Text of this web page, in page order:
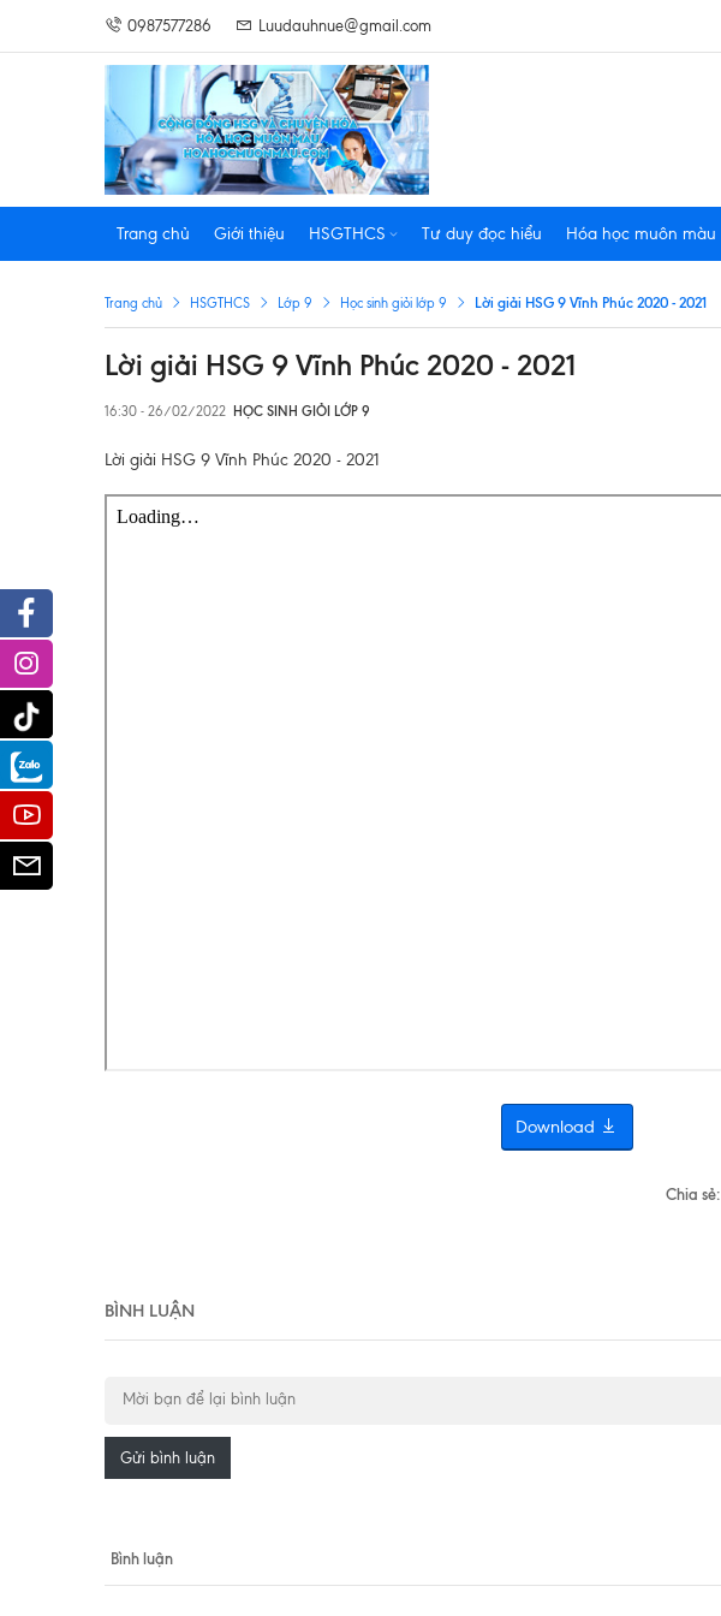
0987577286 Luudauhnue@gmail.com
Trang chủ Giới thiệu HSGTHCS Tư duy đọc hiểu Hóa học muôn màu
Trang chủ HSGTHCS Lớp 9 Học sinh giỏi lớp 9 Lời giải HSG 9 Vĩnh Phúc 2020 - 2021
Lời giải HSG 9 Vĩnh Phúc 2020 - 2021
16:30 - 26/02/2022 HỌC SINH GIỎI LỚP 9
Lời giải HSG 9 Vĩnh Phúc 2020 - 2021
Download
Chia sẻ:
BÌNH LUẬN
Gửi bình luận
Bình luận